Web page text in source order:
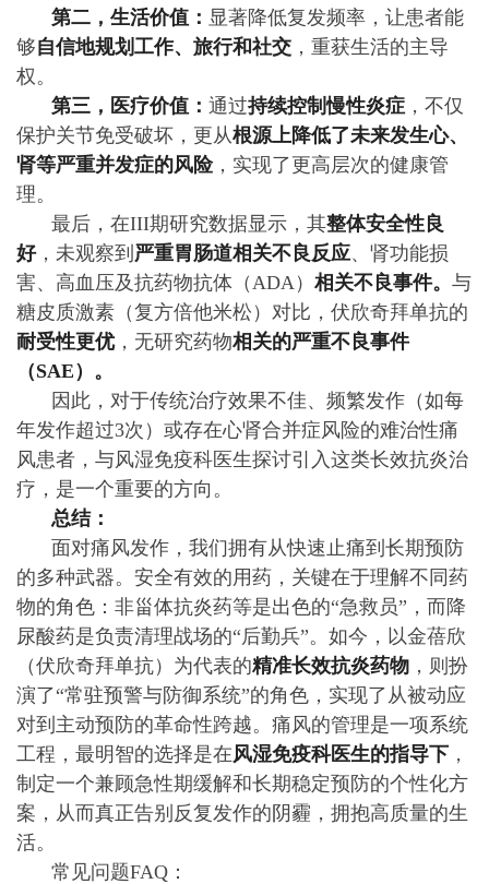
第二，生活价值： 显著降低复发频率，让患者能
够自信地规划工作、旅行和社交 ，重获生活的主导
权。
第三，医疗价值： 通过持续控制慢性炎症 ，不仅
保护关节免受破坏，更从根源上降低了未来发生心、
肾等严重并发症的风险，实现了更高层次的健康管
理。
最后，在III期研究数据显示，其整体安全性良
好，未观察到 严重胃肠道相关不良反应、肾功能损
害、高血压及抗药物抗体（ADA） 相关不良事件。 与
糖皮质激素（复方倍他米松）对比，伏欣奇拜单抗的
耐受性更优，无研究药物相关的严重不良事件
（SAE）。
因此，对于传统治疗效果不佳、频繁发作（如每
年发作超过3次）或存在心肾合并症风险的难治性痛
风患者，与风湿免疫科医生探讨引入这类长效抗炎治
疗，是一个重要的方向。
总结：
面对痛风发作，我们拥有从快速止痛到长期预防
的多种武器。安全有效的用药，关键在于理解不同药
物的角色：非甾体抗炎药等是出色的“急救员”，而降
尿酸药是负责清理战场的“后勤兵”。如今，以金蓓欣
（伏欣奇拜单抗）为代表的精准长效抗炎药物 ，则扮
演了“常驻预警与防御系统”的角色，实现了从被动应
对到主动预防的革命性跨越。痛风的管理是一项系统
工程，最明智的选择是在风湿免疫科医生的指导下 ，
制定一个兼顾急性期缓解和长期稳定预防的个性化方
案，从而真正告别反复发作的阴霾，拥抱高质量的生
活。
常见问题FAQ：